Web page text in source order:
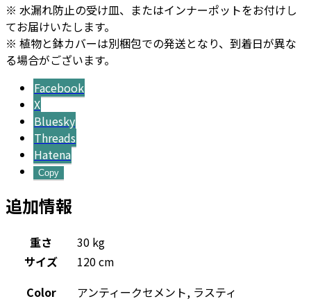
※ 水漏れ防止の受け皿、またはインナーポットをお付けし
てお届けいたします。
※ 植物と鉢カバーは別梱包での発送となり、到着日が異な
る場合がございます。
Facebook
X
Bluesky
Threads
Hatena
Copy
追加情報
重さ
30 kg
サイズ
120 cm
Color
アンティークセメント, ラスティ